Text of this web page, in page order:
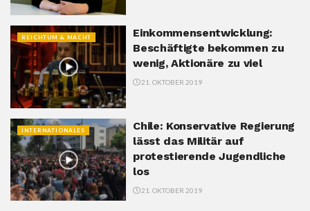
REICHTUM & MACHT
Einkommensentwicklung:
Beschäftigte bekommen zu
wenig, Aktionäre zu viel
21. OKTOBER 2019
INTERNATIONALES
Chile: Konservative Regierung
lässt das Militär auf
protestierende Jugendliche
los
21. OKTOBER 2019